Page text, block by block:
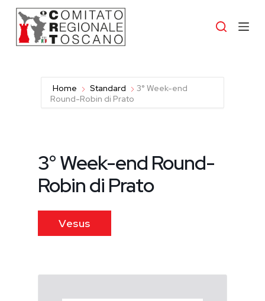
S
Home Standard
3° Week-end
Round-Robin di Prato
3° Week-end Round-
Robin di Prato
Vesus